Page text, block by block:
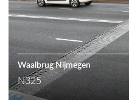
Waalbrug Nijmegen
N325